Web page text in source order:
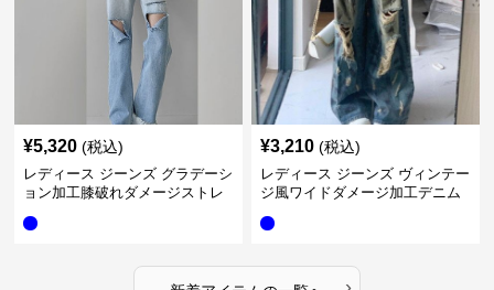
¥5,320 (税込)
レディース ジーンズ グラデーシ
ョン加工膝破れダメージストレ
¥3,210 (税込)
レディース ジーンズ ヴィンテー
ジ風ワイドダメージ加工デニム